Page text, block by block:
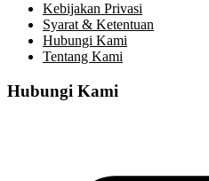
Kebijakan Privasi
Syarat & Ketentuan
Hubungi Kami
Tentang Kami
Hubungi Kami